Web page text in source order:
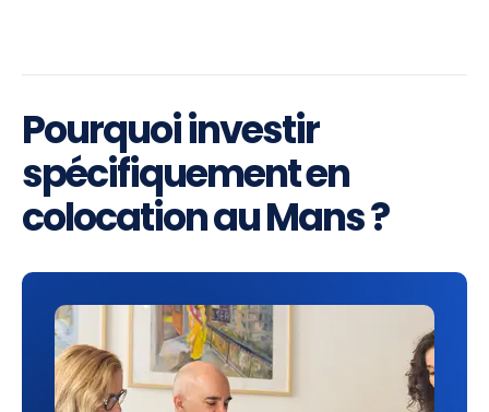
Pourquoi investir
spécifiquement en
colocation au Mans ?